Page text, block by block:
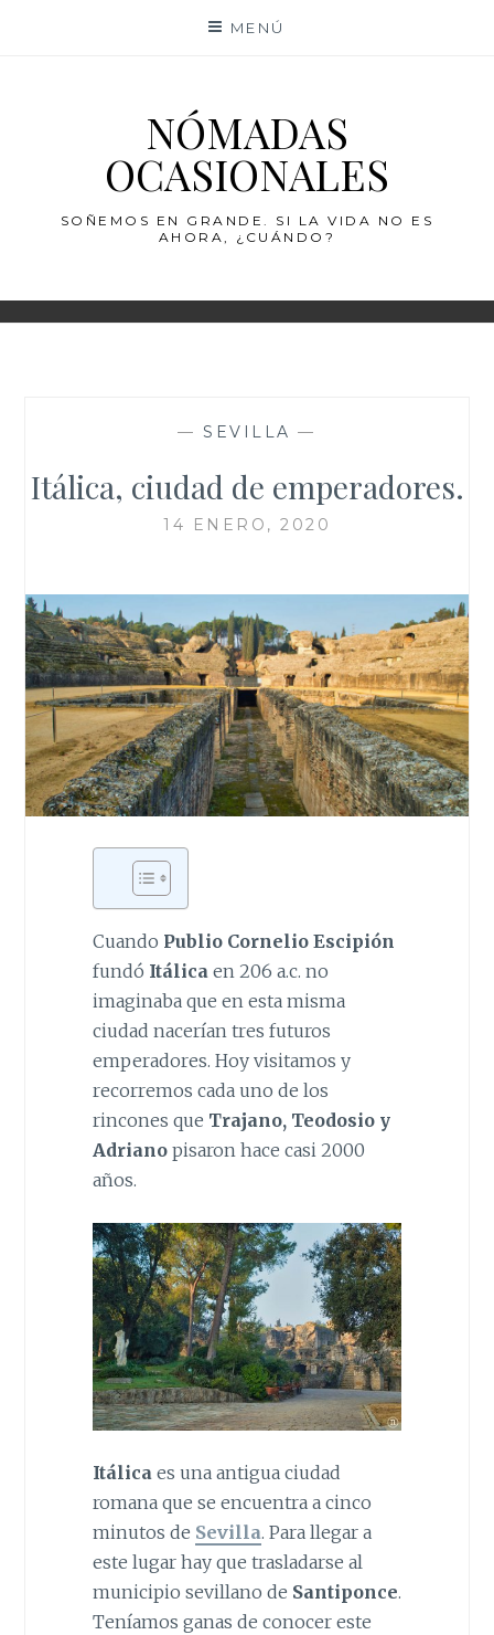
MENÚ
NÓMADAS
OCASIONALES
SOÑEMOS EN GRANDE. SI LA VIDA NO ES
AHORA, ¿CUÁNDO?
—SEVILLA —
Itálica, ciudad de emperadores.
14 ENERO, 2020
Cuando Publio Cornelio Escipión
fundó Itálica en 206 a.c. no
imaginaba que en esta misma
ciudad nacerían tres futuros
emperadores. Hoy visitamos y
recorremos cada uno de los
rincones que Trajano, Teodosio y
Adrianopisaron hace casi 2000
años.
Itálicaes una antigua ciudad
romana que se encuentra a cinco
minutos de Sevilla. Para llegar a
este lugar hay que trasladarse al
municipio sevillano de Santiponce.
Teníamos ganas de conocer este